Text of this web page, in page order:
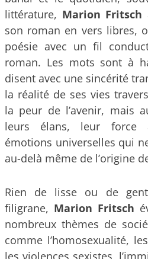
littérature, Marion Fritsch
son roman en vers libres,
poésie avec un fil
roman. Les mots sont à
disent avec une sincérité
la réalité de ses vies
la peur de l’avenir, mais
leurs élans, leur force
émotions universelles qui
au-delà même de l’origine
Rien de lisse ou de
filigrane, Marion Fritsch
nombreux thèmes de
comme l’homosexualité,
les violences sexistes,